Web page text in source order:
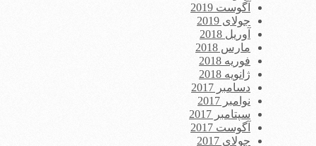
آگوست 2019
جولای 2019
آوریل 2018
مارس 2018
فوریه 2018
ژانویه 2018
دسامبر 2017
نوامبر 2017
سپتامبر 2017
آگوست 2017
جولای 2017